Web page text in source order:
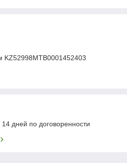
KZ52998MTB0001452403
дней по договоренности